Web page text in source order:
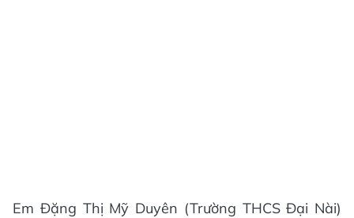
Em Đặng Thị Mỹ Duyên (Trường THCS Đại Nài)